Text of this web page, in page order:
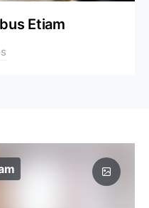
Etiam